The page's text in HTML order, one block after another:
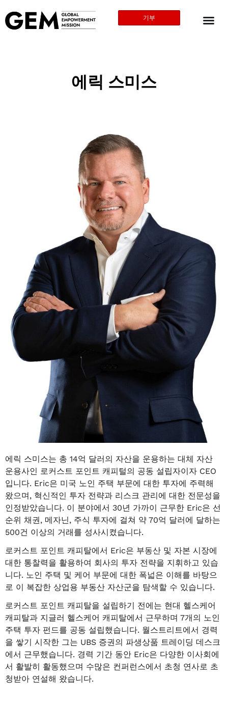
기부
에릭 스미스
에릭 스미스는 총 14억 달러의 자산을 운용하는 대체 자산
운용사인 로커스트 포인트 캐피털의 공동 설립자이자 CEO
입니다. Eric은 미국 노인 주택 부문에 대한 투자에 주력해
왔으며, 혁신적인 투자 전략과 리스크 관리에 대한 전문성을
인정받았습니다. 이 분야에서 30년 가까이 근무한 Eric은 선
순위 채권, 메자닌, 주식 투자에 걸쳐 약 70억 달러에 달하는
500건 이상의 거래를 성사시켰습니다.
로커스트 포인트 캐피탈에서 Eric은 부동산 및 자본 시장에
대한 통찰력을 활용하여 회사의 투자 전략을 지휘하고 있습
니다. 노인 주택 및 케어 부문에 대한 폭넓은 이해를 바탕으
로 이 복잡한 상업용 부동산 자산군을 탐색할 수 있습니다.
로커스트 포인트 캐피탈을 설립하기 전에는 현대 헬스케어
캐피탈과 지글러 헬스케어 캐피탈에서 근무하며 7개의 노인
주택 투자 펀드를 공동 설립했습니다. 월스트리트에서 경력
을 쌓기 시작한 그는 UBS 증권의 파생상품 트레이딩 데스크
에서 근무했습니다. 경력 기간 동안 Eric은 다양한 이사회에
서 활발히 활동했으며 수많은 컨퍼런스에서 초청 연사로 초
청받아 연설해 왔습니다.